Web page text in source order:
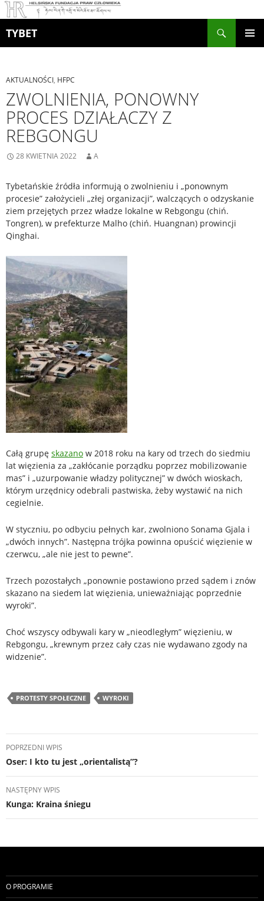
TYBET
AKTUALNOŚCI, HFPC
ZWOLNIENIA, PONOWNY
PROCES DZIAŁACZY Z
REBGONGU
28 KWIETNIA 2022 A
Tybetańskie źródła informują o zwolnieniu i „ponownym
procesie” założycieli „złej organizacji”, walczących o odzyskanie
ziem przejętych przez władze lokalne w Rebgongu (chiń.
Tongren), w prefekturze Malho (chiń. Huangnan) prowincji
Qinghai.
Całą grupę skazano w 2018 roku na kary od trzech do siedmiu
lat więzienia za „zakłócanie porządku poprzez mobilizowanie
mas” i „uzurpowanie władzy politycznej” w dwóch wioskach,
którym urzędnicy odebrali pastwiska, żeby wystawić na nich
cegielnie.
W styczniu, po odbyciu pełnych kar, zwolniono Sonama Gjala i
„dwóch innych”. Następna trójka powinna opuścić więzienie w
czerwcu, „ale nie jest to pewne”.
Trzech pozostałych „ponownie postawiono przed sądem i znów
skazano na siedem lat więzienia, unieważniając poprzednie
wyroki”.
Choć wszyscy odbywali kary w „nieodległym” więzieniu, w
Rebgongu, „krewnym przez cały czas nie wydawano zgody na
widzenie”.
PROTESTY SPOŁECZNE WYROKI
Nawigacja
wpisu
POPRZEDNI WPIS
Oser: I kto tu jest „orientalistą”?
NASTĘPNY WPIS
Kunga: Kraina śniegu
O PROGRAMIE